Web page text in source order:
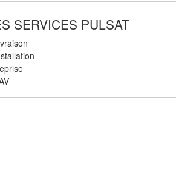
SERVICES PULSAT